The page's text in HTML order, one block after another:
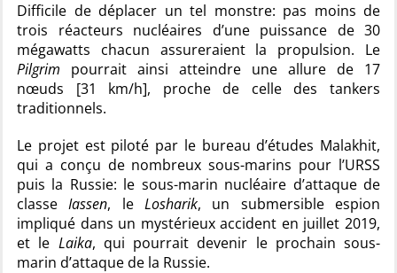
Difficile de déplacer un tel monstre: pas moins de
trois réacteurs nucléaires d’une puissance de 30
mégawatts chacun assureraient la propulsion. Le
Pilgrim pourrait ainsi atteindre une allure de 17
nœuds [31 km/h], proche de celle des tankers
traditionnels.
Le projet est piloté par le bureau d’études Malakhit,
qui a conçu de nombreux sous-marins pour l’URSS
puis la Russie: le sous-marin nucléaire d’attaque de
classeIassen, leLosharik, un submersible espion
impliqué dans un mystérieux accident en juillet 2019,
et le Laika, qui pourrait devenir le prochain sous-
marin d’attaque de la Russie.